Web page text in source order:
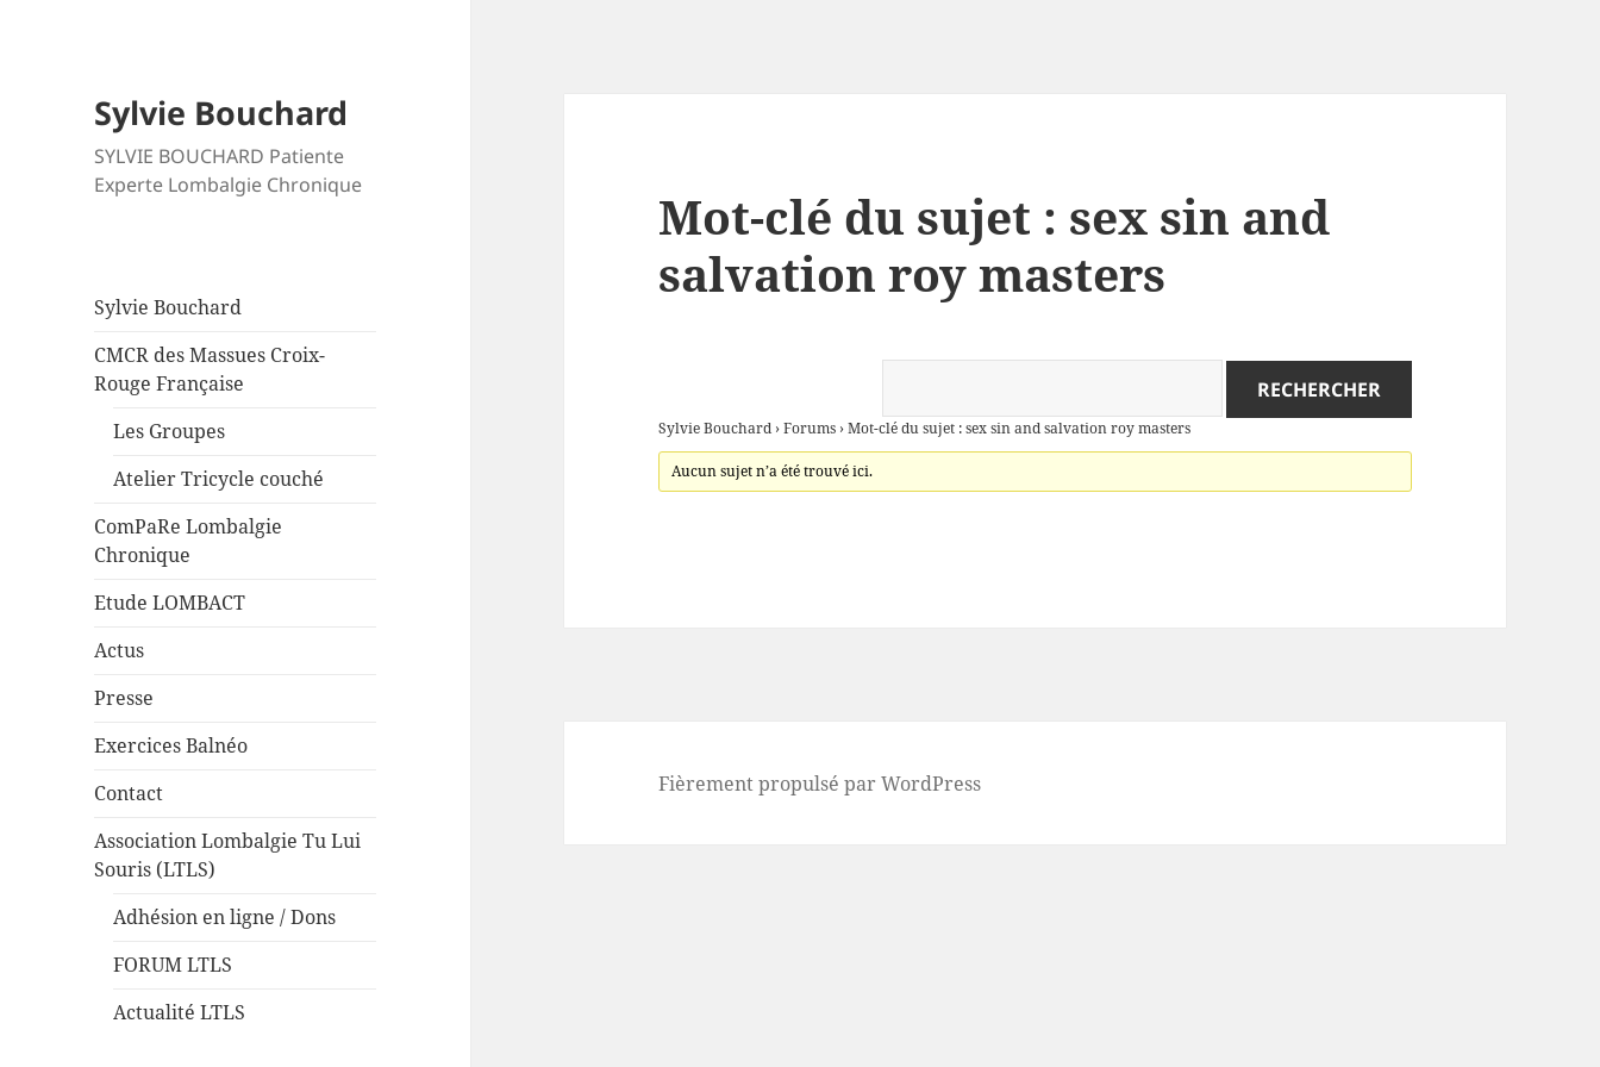
Sylvie Bouchard
SYLVIE BOUCHARD Patiente
Experte Lombalgie Chronique
Sylvie Bouchard
CMCR des Massues Croix-
Rouge Française
Les Groupes
Atelier Tricycle couché
ComPaRe Lombalgie
Chronique
Etude LOMBACT
Actus
Presse
Exercices Balnéo
Contact
Association Lombalgie Tu Lui
Souris (LTLS)
Adhésion en ligne / Dons
FORUM LTLS
Actualité LTLS
Mot-clé du sujet : sex sin and
salvation roy masters
Sylvie Bouchard ›Forums ›Mot-clé du sujet : sex sin and salvation roy masters
Aucun sujet n’a été trouvé ici.
Fièrement propulsé par WordPress